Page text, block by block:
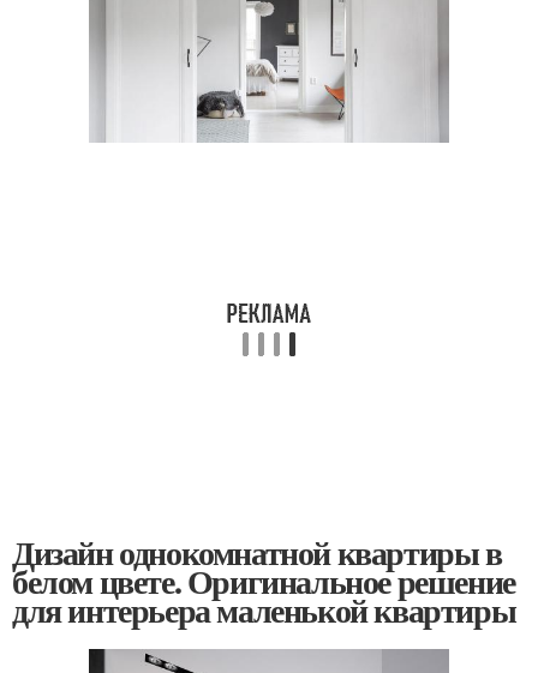
Дизайн однокомнатной квартиры в
белом цвете. Оригинальное решение
для интерьера маленькой квартиры